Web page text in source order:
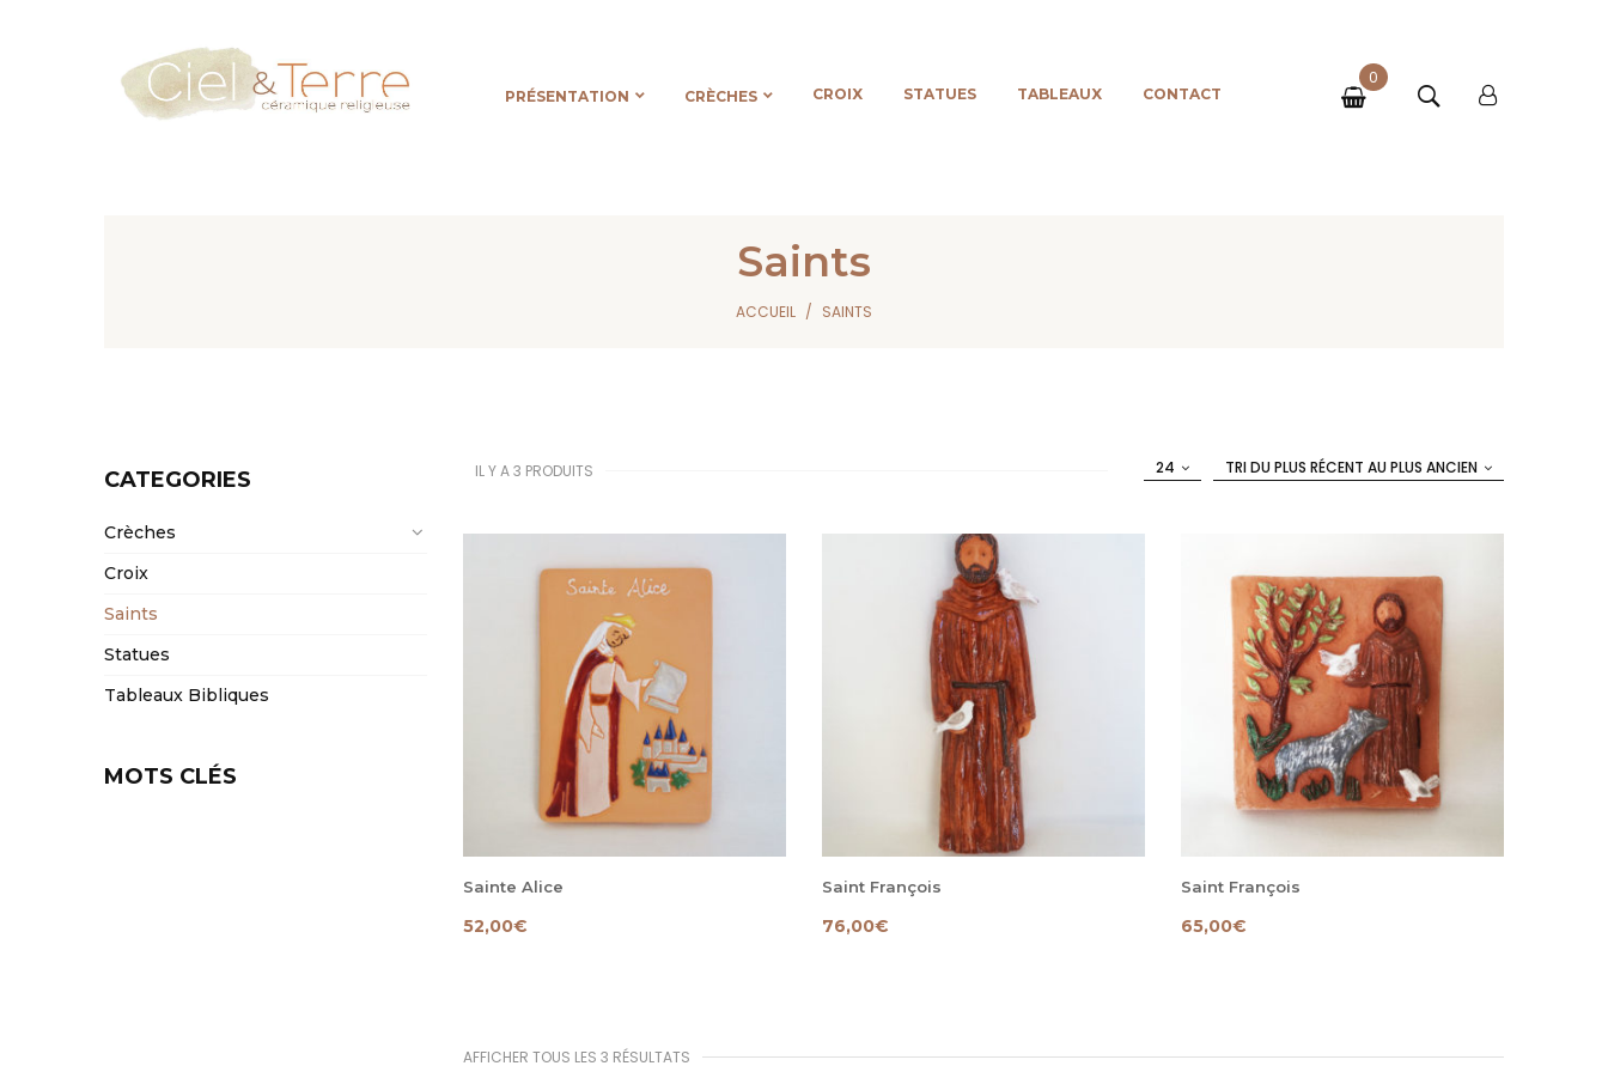
PRÉSENTATION CRÈCHES CROIX STATUES TABLEAUX CONTACT
0
Saints
ACCUEIL SAINTS
CATEGORIES
Crèches
Croix
Saints
Statues
Tableaux Bibliques
MOTS CLÉS
IL Y A 3 PRODUITS TRI DU PLUS RÉCENT AU PLUS ANCIEN
24
Sainte Alice
52,00€
Saint François
76,00€
Saint François
65,00€
AFFICHER TOUS LES 3 RÉSULTATS